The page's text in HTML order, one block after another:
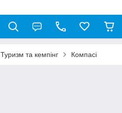
Туризм та кемпінг Компасі